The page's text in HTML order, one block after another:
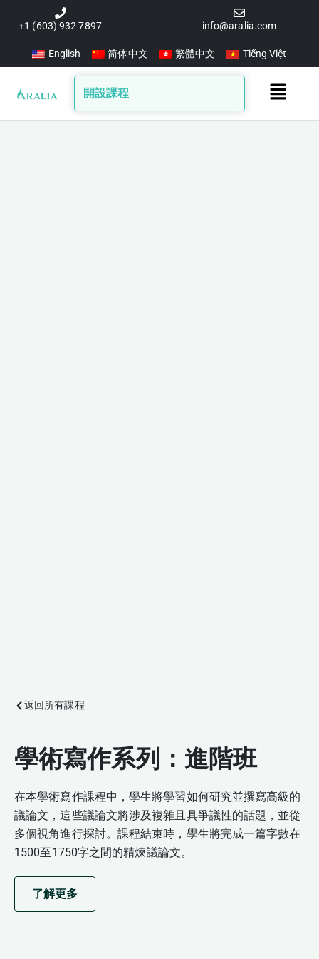
要
+1 (603) 932 7897 info@aralia.com
English 简体中文 繁體中文 Tiếng Việt
開設課程
Main
返回所有課程
學術寫作系列：進階班
在本學術寫作課程中，學生將學習如何研究並撰寫高級的
議論文，這些議論文將涉及複雜且具爭議性的話題，並從
多個視角進行探討。課程結束時，學生將完成一篇字數在
1500至1750字之間的精煉議論文。
了解更多